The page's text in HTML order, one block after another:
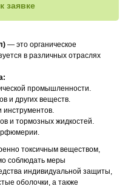
заявке
— это органическое
в различных отраслях
промышленности.
и других веществ.
инструментов.
и тормозных жидкостей.
токсичным веществом,
соблюдать меры
индивидуальной защиты,
оболочки, а также